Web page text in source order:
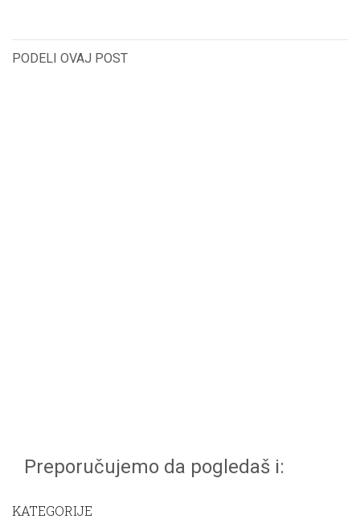
PODELI OVAJ POST
Preporučujemo da pogledaš i:
KATEGORIJE